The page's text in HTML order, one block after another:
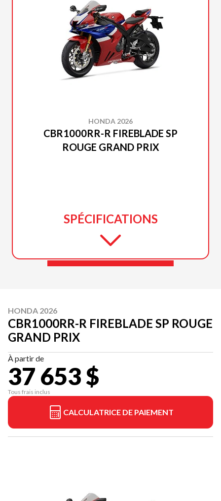
HONDA 2026
CBR1000RR-R FIREBLADE SP
ROUGE GRAND PRIX
SPÉCIFICATIONS
HONDA 2026
CBR1000RR-R FIREBLADE SP ROUGE
GRAND PRIX
À partir de
37 653 $
Tous frais inclus
CALCULATRICE DE PAIEMENT